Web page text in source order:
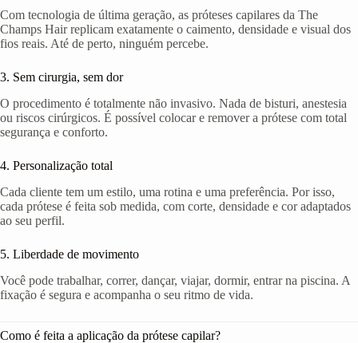
Com tecnologia de última geração, as próteses capilares da The
Champs Hair replicam exatamente o caimento, densidade e visual dos
fios reais. Até de perto, ninguém percebe.
3. Sem cirurgia, sem dor
O procedimento é totalmente não invasivo. Nada de bisturi, anestesia
ou riscos cirúrgicos. É possível colocar e remover a prótese com total
segurança e conforto.
4. Personalização total
Cada cliente tem um estilo, uma rotina e uma preferência. Por isso,
cada prótese é feita sob medida, com corte, densidade e cor adaptados
ao seu perfil.
5. Liberdade de movimento
Você pode trabalhar, correr, dançar, viajar, dormir, entrar na piscina. A
fixação é segura e acompanha o seu ritmo de vida.
Como é feita a aplicação da prótese capilar?